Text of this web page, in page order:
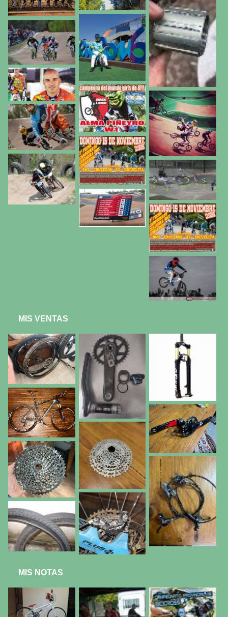
MIS VENTAS
MIS NOTAS